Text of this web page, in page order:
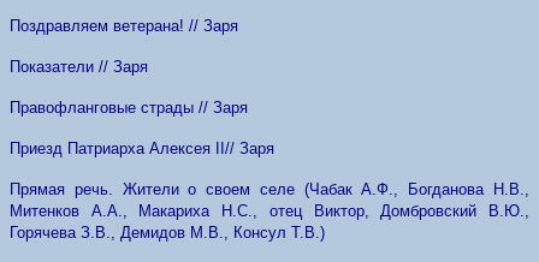
Поздравляем ветерана! // Заря
Показатели // Заря
Правофланговые страды // Заря
Приезд Патриарха Алексея // Заря
Прямая речь. Жители о своем селе (Чабак А.Ф., Богданова Н.В.,
Митенков А.А., Макариха Н.С., отец Виктор, Домбровский В.Ю.,
Горячева З.В., Демидов М.В., Консул Т.В.)